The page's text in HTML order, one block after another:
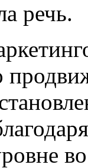
речь.